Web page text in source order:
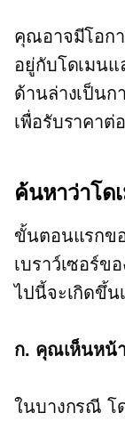
คุณอาจมีโอก
อยู่กับโดเมน
ด้านล่างเป็นก
เพื่อรับราคาต่
ค้นหาว่าโด
ขั้นตอนแรกข
เบราว์เซอร์
ไปนี้จะเกิดขึ้
ก. คุณเห็นหน้
ในบางกรณี โ